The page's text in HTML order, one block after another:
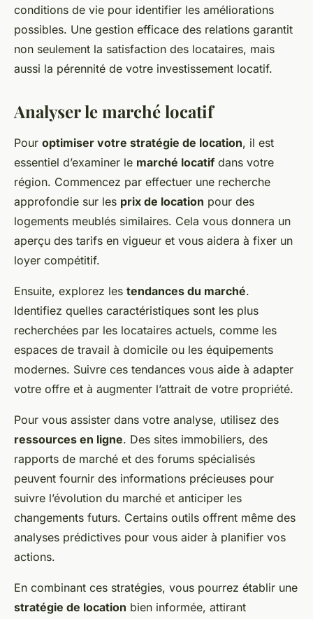
conditions de vie pour identifier les améliorations
possibles. Une gestion efficace des relations garantit
non seulement la satisfaction des locataires, mais
aussi la pérennité de votre investissement locatif.
Analyser le marché locatif
Pour optimiser votre stratégie de location, il est
essentiel d’examiner le marché locatifdans votre
région. Commencez par effectuer une recherche
approfondie sur les prix de location pour des
logements meublés similaires. Cela vous donnera un
aperçu des tarifs en vigueur et vous aidera à fixer un
loyer compétitif.
Ensuite, explorez les tendances du marché.
Identifiez quelles caractéristiques sont les plus
recherchées par les locataires actuels, comme les
espaces de travail à domicile ou les équipements
modernes. Suivre ces tendances vous aide à adapter
votre offre et à augmenter l’attrait de votre propriété.
Pour vous assister dans votre analyse, utilisez des
ressources en ligne. Des sites immobiliers, des
rapports de marché et des forums spécialisés
peuvent fournir des informations précieuses pour
suivre l’évolution du marché et anticiper les
changements futurs. Certains outils offrent même des
analyses prédictives pour vous aider à planifier vos
actions.
En combinant ces stratégies, vous pourrez établir une
stratégie de location bien informée, attirant